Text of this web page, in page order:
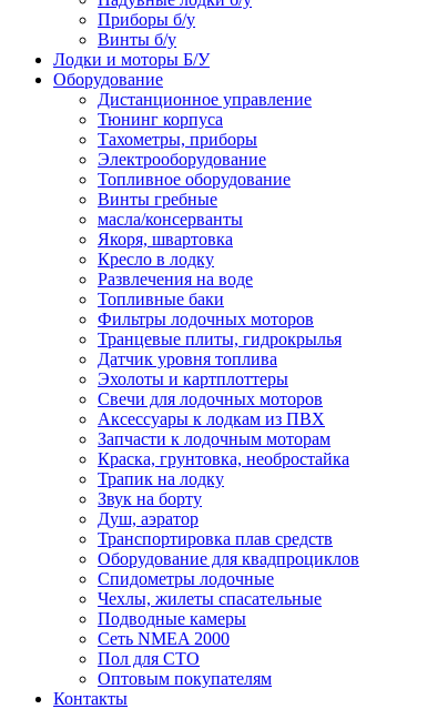
Приборы б/у
Винты б/у
Лодки и моторы Б/У
Оборудование
Дистанционное управление
Тюнинг корпуса
Тахометры, приборы
Электрооборудование
Топливное оборудование
Винты гребные
масла/консерванты
Якоря, швартовка
Кресло в лодку
Развлечения на воде
Топливные баки
Фильтры лодочных моторов
Транцевые плиты, гидрокрылья
Датчик уровня топлива
Эхолоты и картплоттеры
Cвечи для лодочных моторов
Аксессуары к лодкам из ПВХ
Запчасти к лодочным моторам
Краска, грунтовка, необростайка
Трапик на лодку
Звук на борту
Душ, аэратор
Транспортировка плав средств
Оборудование для квадпроциклов
Спидометры лодочные
Чехлы, жилеты спасательные
Подводные камеры
Сеть NMEA 2000
Пол для СТО
Оптовым покупателям
Контакты